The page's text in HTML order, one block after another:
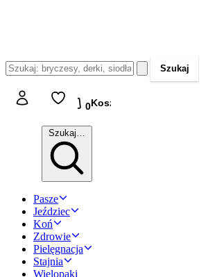
Szukaj
Koszyk 0Koszyk
Szukaj…
Pasze
Jeździec
Koń
Zdrowie
Pielęgnacja
Stajnia
Wielopaki